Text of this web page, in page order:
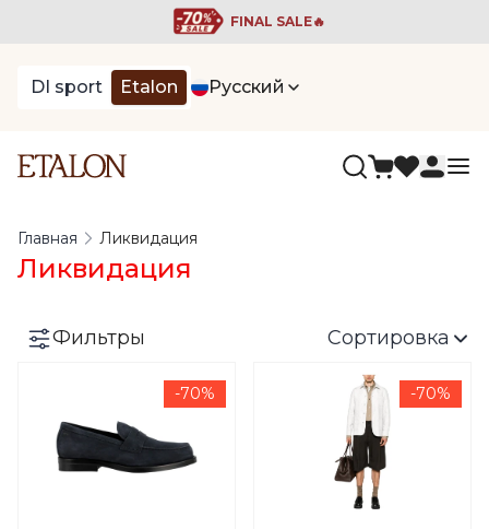
FINAL SALE🔥
DI sport Etalon Русский
Главная Ликвидация
Ликвидация
Фильтры Сортировка
-70% -70%